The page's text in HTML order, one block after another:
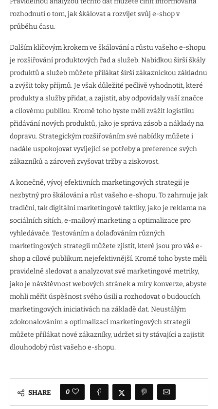
rozhodnutí o tom, jak škálovat a rozvíjet svůj e-shop v
průběhu času.
Dalším klíčovým krokem ve škálování a růstu vašeho e-shopu
je rozšiřování produktových řad a služeb. Nabídkou širší škály
produktů a služeb můžete přilákat širší zákaznickou základnu
a zvýšit toky příjmů. Je však důležité pečlivě vyhodnotit, které
produkty a služby přidat, a zajistit, aby odpovídaly vaší značce
a cílovému publiku. Kromě toho byste měli zvážit logistiku
přidávání nových produktů, jako je správa zásob a náklady na
dopravu. Strategickým rozšiřováním své nabídky můžete i
nadále uspokojovat vyvíjející se potřeby a preference svých
zákazníků a zároveň zvyšovat tržby a ziskovost.
A konečně, vývoj efektivních marketingových strategií je
nezbytný pro škálování a růst vašeho e-shopu. To zahrnuje jak
tradiční, tak digitální marketingové taktiky, jako je reklama na
sociálních sítích, e-mailový marketing a optimalizace pro
vyhledávače. Testováním a dolaďováním různých
marketingových strategií můžete zjistit, které jsou pro váš e-
shop a cílové publikum nejefektivnější. Kromě toho byste měli
pravidelně sledovat a analyzovat své marketingové metriky,
jako je návštěvnost webových stránek a míry konverze, abyste
mohli měřit úspěšnost svého úsilí a rozhodovat o budoucích
marketingových iniciativách na základě dat. Neustálým
zdokonalováním a optimalizací marketingových strategií
můžete přilákat nové zákazníky, udržet si ty stávající a zajistit
dlouhodobý růst vašeho e-shopu.
SHARE 0